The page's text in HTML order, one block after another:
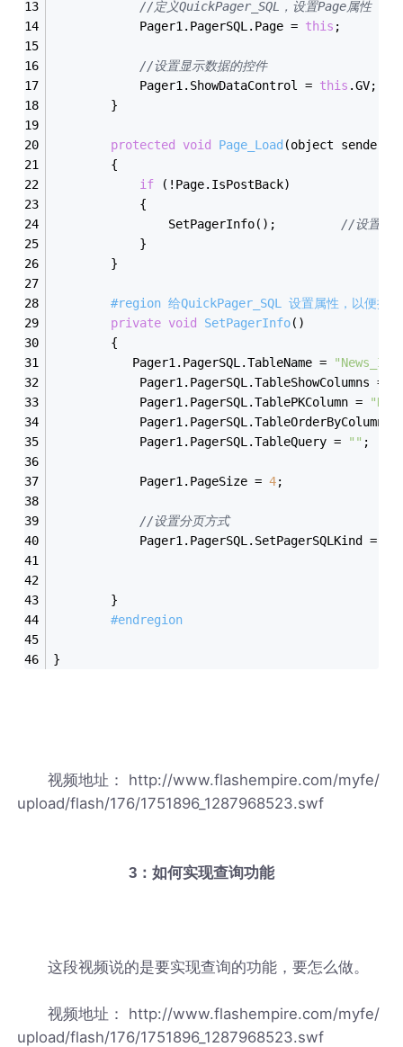
//定义QuickPager_SQL，设置Page属性
            Pager1.PagerSQL.Page =
this ;
//设置显示数据的控件
            Pager1.ShowDataControl =
this .GV;
        }
protected void Page_Load (object sender,
        {
if (!Page.IsPostBack)
            {
                SetPagerInfo();
//设置表
            }
        }
#region 给QuickPager_SQL 设置属性，以便拼接
private void SetPagerInfo()
        {
           Pager1.PagerSQL.TableName =
            Pager1.PagerSQL.TableShowColumns =
            Pager1.PagerSQL.TablePKColumn =
Pager1.PagerSQL.TableOrderByColumns
            Pager1.PagerSQL.TableQuery =
""
            Pager1.PageSize =
4
//设置分页方式
Pager1.PagerSQL.SetPagerSQLKind =
        }
#endregion
}
视频地址： http://www.flashempire.com/myfe/
upload/flash/176/1751896_1287968523.swf
3：如何实现查询功能
这段视频说的是要实现查询的功能，要怎么做。
视频地址： http://www.flashempire.com/myfe/
upload/flash/176/1751896_1287968523.swf